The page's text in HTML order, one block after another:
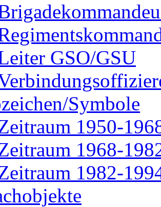
GSO/GSU
Symbole
1950-
1968-
1982-